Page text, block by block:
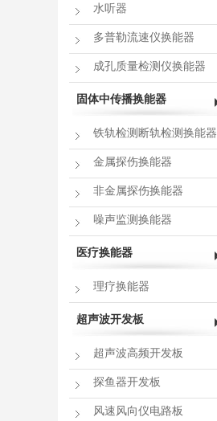
水听器
多普勒流速仪换能器
成孔质量检测仪换能器
固体中传播换能器
铁轨检测断轨检测换能器
金属探伤换能器
非金属探伤换能器
噪声监测换能器
医疗换能器
理疗换能器
超声波开发板
超声波高频开发板
探鱼器开发板
风速风向仪电路板